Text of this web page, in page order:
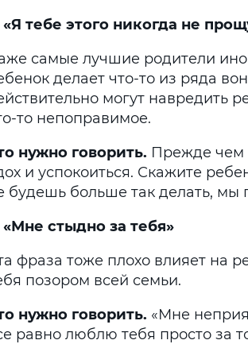
«Я тебе этого никогда не
самые лучшие родители
делает что-то из ряда
могут навредить
то непоправимое.
нужно говорить. Прежде чем
и успокоиться. Скажите
будешь больше так делать, мы
«Мне стыдно за тебя»
фраза тоже плохо влияет на
позором всей семьи.
нужно говорить. «Мне
равно люблю тебя просто за